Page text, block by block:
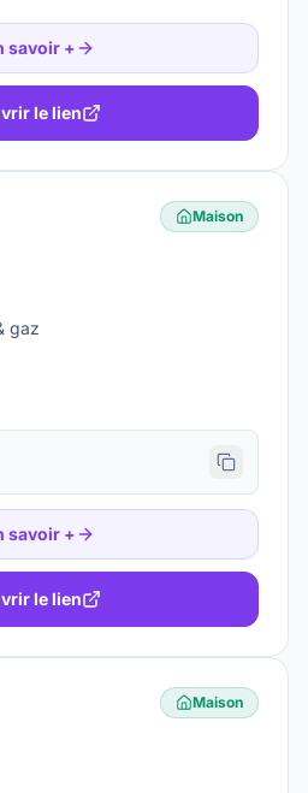
savoir +
le lien
Maison
gaz
savoir +
le lien
Maison